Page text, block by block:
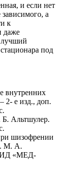
и если нет
а
к
даже
лучший
под
внутренних
2- е изд., доп.
Альтшулер.
шизофрении
М. А.
ИД «МЕД-